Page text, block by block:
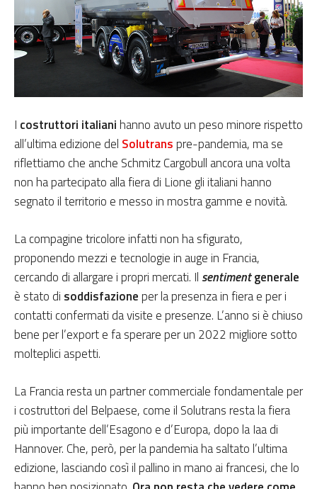
I costruttori italianihanno avuto un peso minore rispetto
all’ultima edizione del Solutranspre-pandemia, ma se
riflettiamo che anche Schmitz Cargobull ancora una volta
non ha partecipato alla fiera di Lione gli italiani hanno
segnato il territorio e messo in mostra gamme e novità.
La compagine tricolore infatti non ha sfigurato,
proponendo mezzi e tecnologie in auge in Francia,
cercando di allargare i propri mercati. Il sentimentgenerale
è stato di soddisfazioneper la presenza in fiera e per i
contatti confermati da visite e presenze. L’anno si è chiuso
bene per l’export e fa sperare per un 2022 migliore sotto
molteplici aspetti.
La Francia resta un partner commerciale fondamentale per
i costruttori del Belpaese, come il Solutrans resta la fiera
più importante dell’Esagono e d’Europa, dopo la Iaa di
Hannover. Che, però, per la pandemia ha saltato l’ultima
edizione, lasciando così il pallino in mano ai francesi, che lo